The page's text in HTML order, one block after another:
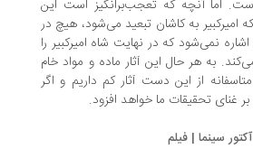
که تعجب‌برانگیز است این
به کاشان تبعید می‌شود، هیچ در
که در نهایت شاه امیرکبیر را
هر حال این آثار ماده و مواد خام
از این دست آثار کم داریم و اگر
تحقیقات ما خواهد افزود.
| فیلم